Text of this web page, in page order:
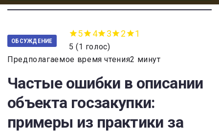
ОБСУЖДЕНИЕ
5 4 3 2 1
5 (1 голос)
Предполагаемое время чтения2 минут
Частые ошибки в описании
объекта госзакупки:
примеры из практики за